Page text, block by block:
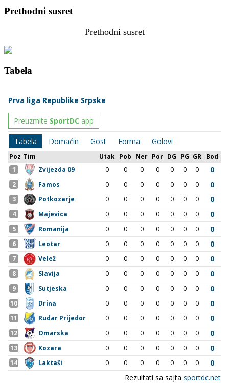
Prethodni susret
Prethodni susret
Tabela